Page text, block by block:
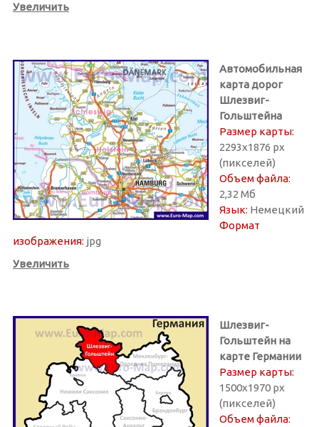
Увеличить
Автомобильная
карта дорог
Шлезвиг-
Гольштейна
Размер карты:
2293х1876 px
(пикселей)
Объем файла:
2,32 Мб
Язык: Немецкий
Формат
изображения: jpg
Увеличить
Шлезвиг-
Гольштейн на
карте Германии
Размер карты:
1500х1970 px
(пикселей)
Объем файла: